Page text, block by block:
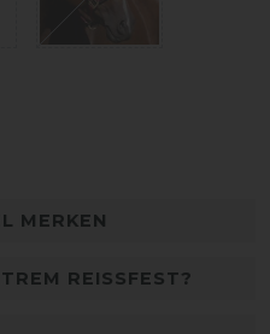
MERKEN
REISSFEST?